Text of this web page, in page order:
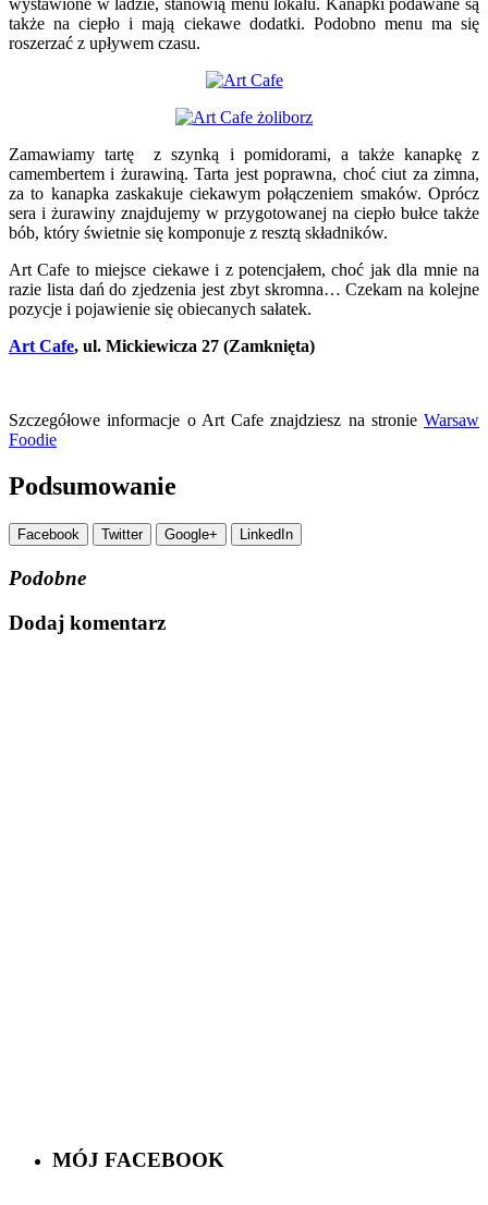
wystawione w ladzie, stanowią menu lokalu. Kanapki podawane są
także na ciepło i mają ciekawe dodatki. Podobno menu ma się
roszerzać z upływem czasu.
Zamawiamy tartę z szynką i pomidorami, a także kanapkę z
camembertem i żurawiną. Tarta jest poprawna, choć ciut za zimna,
za to kanapka zaskakuje ciekawym połączeniem smaków. Oprócz
sera i żurawiny znajdujemy w przygotowanej na ciepło bułce także
bób, który świetnie się komponuje z resztą składników.
Art Cafe to miejsce ciekawe i z potencjałem, choć jak dla mnie na
razie lista dań do zjedzenia jest zbyt skromna… Czekam na kolejne
pozycje i pojawienie się obiecanych sałatek.
Art Cafe, ul. Mickiewicza 27 (Zamknięta)
Szczegółowe informacje o Art Cafe znajdziesz na stronie Warsaw
Foodie
Podsumowanie
Facebook Twitter Google+ LinkedIn
Podobne
Dodaj komentarz
MÓJ FACEBOOK